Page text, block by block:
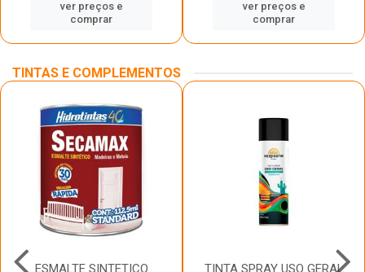
ver preços e
comprar
ver preços e
comprar
TINTAS E COMPLEMENTOS
ESMALTE SINTETICO TINTA SPRAY USO GERAL